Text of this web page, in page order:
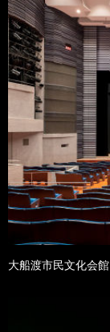
大船渡市民文化会館